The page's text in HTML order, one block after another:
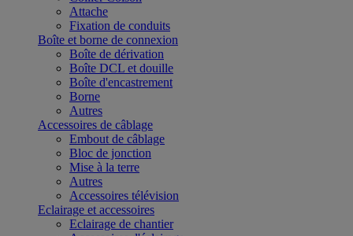
Attache
Fixation de conduits
Boîte et borne de connexion
Boîte de dérivation
Boîte DCL et douille
Boîte d'encastrement
Borne
Autres
Accessoires de câblage
Embout de câblage
Bloc de jonction
Mise à la terre
Autres
Accessoires télévision
Eclairage et accessoires
Eclairage de chantier